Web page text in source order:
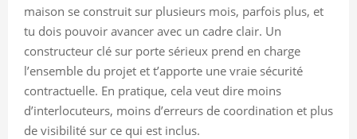
maison se construit sur plusieurs mois, parfois plus, et
tu dois pouvoir avancer avec un cadre clair. Un
constructeur clé sur porte sérieux prend en charge
l’ensemble du projet et t’apporte une vraie sécurité
contractuelle. En pratique, cela veut dire moins
d’interlocuteurs, moins d’erreurs de coordination et plus
de visibilité sur ce qui est inclus.